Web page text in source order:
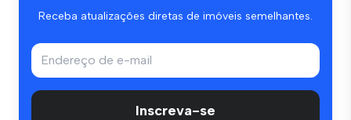
Receba atualizações diretas de imóveis semelhantes.
Inscreva-se